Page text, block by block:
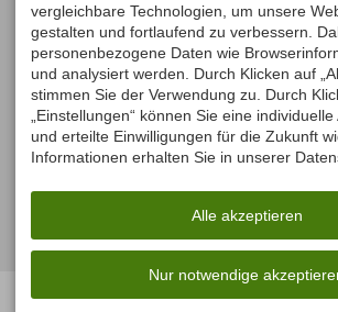
Mein Konto
Barrierefreiheit Vertrag
Facebook Instagram
vergleichbare Technologien, um unsere
gestalten und fortlaufend zu verbessern.
personenbezogene Daten wie
und analysiert werden. Durch Klicken auf
stimmen Sie der Verwendung zu. Durch
„Einstellungen“ können Sie eine
und erteilte Einwilligungen für die Zukunft
Informationen erhalten Sie in unserer
Alle akzeptieren
Nur notwendige